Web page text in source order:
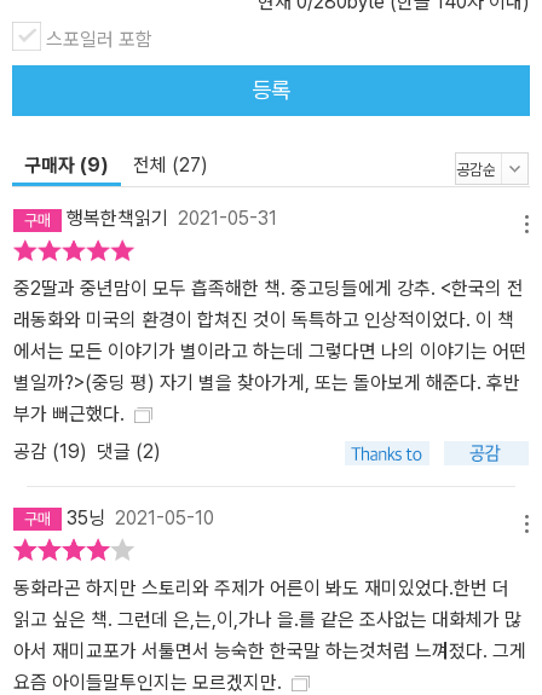
분의 1만 한국인”이라고 나는 대답했다. 하자마자 잘못된 대답이라
느꼈다. 한국인이냐는 질문에는 언제나, 퍽 단순하게도, 그렇다고 하
고 있었던 것이다. 다시 나뉘지 않은 완전한 내가 되고 싶어서, 나는
계 작가 태 켈러, 제100회 뉴베리상 수상 지난 1월 21일, 미국어린이
는 한국계 여성 작가 태 켈러의 『호랑이를 덫에 가두면』을 2021년 제
100회 뉴베리상 수상작으로 발표했다. 뉴베리상은 안데르센상, 아스
트리드 린드그렌상과 함께 ‘아동문학의 노벨상’이라고 불리는 최고의
상으로, 해마다 한 작품을 선정해 뉴베리 메달을 수여하고 최종 후보
서너 편을 ‘아너 리스트’(honor list)로 발표한다. 2021년 뉴베리상 수
상작은 태 켈러의 『호랑이를 덫에 가두면』 한 작품이며, 여느 해보다
많은 다섯 편이 아너 리스트에 올랐다. 1922년 첫 수상자가 나온 이
래 100번째 뉴베리 메달의 주인공이 된 태 켈러는 현재 스물일곱 살
로 이번 수상작이 두 번째 책이다. 이토록 젊은 신진 작가에게 뉴베리
메달을 안기면서, 미국어린이도서관협회는 이렇게 평했다. “한국 민
담에 생명을 불어넣은 마술적 리얼리즘의 걸작으로, 사랑과 상실과
희망을 환기시킨다. 할머니(halmoni)의 옛이야기를 통해 릴리는, 이
야기가 있기에 과거를 공유하고 미래를 만들어 나갈 수 있다는 사실
을 깨닫는다.” 아울러 뉴베리상 위원회 위원장 존다 C. 맥네어는 “이
야기의 힘에 관한 매혹적인 동화로, 필요한 순간에 솟아나는 힘과 용
스포일러 포함
등록
구매자 (9) 전체 (27)
행복한책읽기 2021-05-31
중2딸과 중년맘이 모두 흡족해한 책. 중고딩들에게 강추. <한국의 전
래동화와 미국의 환경이 합쳐진 것이 독특하고 인상적이었다. 이 책
에서는 모든 이야기가 별이라고 하는데 그렇다면 나의 이야기는 어떤
별일까?>(중딩 평) 자기 별을 찾아가게, 또는 돌아보게 해준다. 후반
부가 뻐근했다.
공감 (19) 댓글 (2)
35닝 2021-05-10
동화라곤 하지만 스토리와 주제가 어른이 봐도 재미있었다.한번 더
읽고 싶은 책. 그런데 은,는,이,가나 을.를 같은 조사없는 대화체가 많
아서 재미교포가 서툴면서 능숙한 한국말 하는것처럼 느껴젔다. 그게
요즘 아이들말투인지는 모르겠지만.